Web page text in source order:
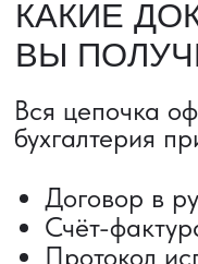
ДОСТАВКА
Сроки от 5 дней
Авиадоставка
Сборный груз
Железнодорожные
Автогрузоперевозки
Контейнерные
Доставка образцов